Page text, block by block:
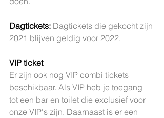
Dagtickets: Dagtickets die gekocht zijn
2021 blijven geldig voor 2022.
VIP ticket
Er zijn ook nog VIP combi tickets
beschikbaar. Als VIP heb je toegang
tot een bar en toilet die exclusief voor
onze VIP's zijn. Daarnaast is er een